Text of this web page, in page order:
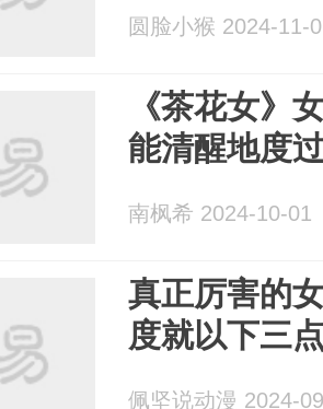
圆脸小猴 2024-11-
《茶花女》
能清醒地度
南枫希 2024-10-01
真正厉害的
度就以下三
佩坚说动漫 2024-